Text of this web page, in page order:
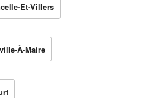
Et-Villers
À-Maire